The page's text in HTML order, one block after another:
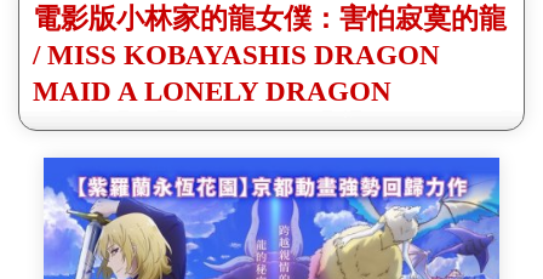
電影版小林家的龍女僕：害怕寂寞的龍
/ MISS KOBAYASHIS DRAGON
MAID A LONELY DRAGON